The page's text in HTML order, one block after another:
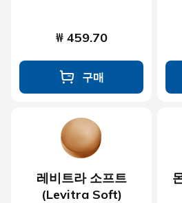
₩ 459.70
구매
레비트라 소프트
(Levitra Soft)